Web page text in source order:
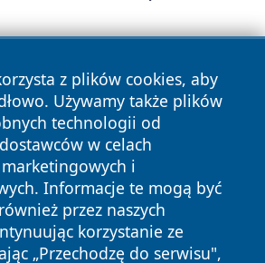
z plików cookies, aby
Używamy także plików
technologii od
w celach
i
Informacje te mogą być
przez naszych
korzystanie ze
„Przechodzę do serwisu",
Wszystkie prawa
Polityka
Prywatności
Polityka
Cookies